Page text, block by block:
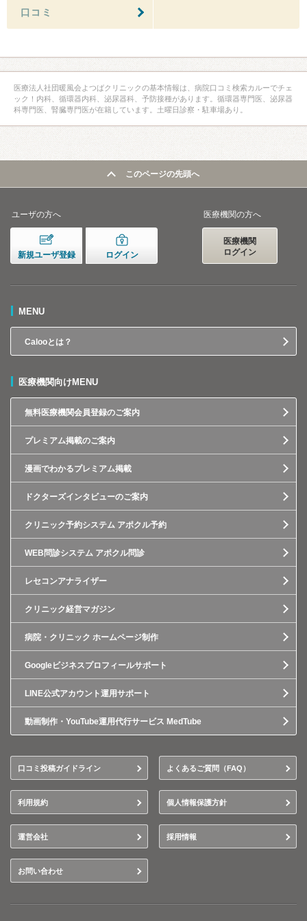
口コミ
医療法人社団暖風会よつばクリニックの基本情報は、病院口コミ検索カルーでチェ
ック！内科、循環器内科、泌尿器科、予防接種があります。循環器専門医、泌尿器
科専門医、腎臓専門医が在籍しています。土曜日診察・駐車場あり。
このページの先頭へ
ユーザの方へ
新規ユーザ登録 ログイン
医療機関の方へ
医療機関
ログイン
MENU
Calooとは？
医療機関向けMENU
無料医療機関会員登録のご案内
プレミアム掲載のご案内
漫画でわかるプレミアム掲載
ドクターズインタビューのご案内
クリニック予約システム アポクル予約
WEB問診システム アポクル問診
レセコンアナライザー
クリニック経営マガジン
病院・クリニック ホームページ制作
Googleビジネスプロフィールサポート
LINE公式アカウント運用サポート
動画制作・YouTube運用代行サービス MedTube
口コミ投稿ガイドライン よくあるご質問（FAQ）
利用規約 個人情報保護方針
運営会社 採用情報
お問い合わせ